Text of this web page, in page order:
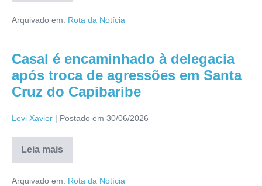
Arquivado em: Rota da Notícia
Casal é encaminhado à delegacia
após troca de agressões em Santa
Cruz do Capibaribe
Levi Xavier | Postado em 30/06/2026
Leia mais
Arquivado em: Rota da Notícia